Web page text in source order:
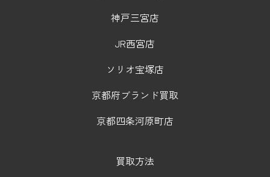
神戸三宮店
JR西宮店
ソリオ宝塚店
京都府ブランド買取
京都四条河原町店
買取方法